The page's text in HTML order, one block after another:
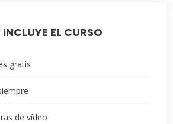
INCLUYE EL CURSO
gratis
de vídeo